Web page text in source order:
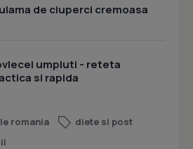
de ciuperci cremoasa
umpluti - reteta
si rapida
romania
diete si post